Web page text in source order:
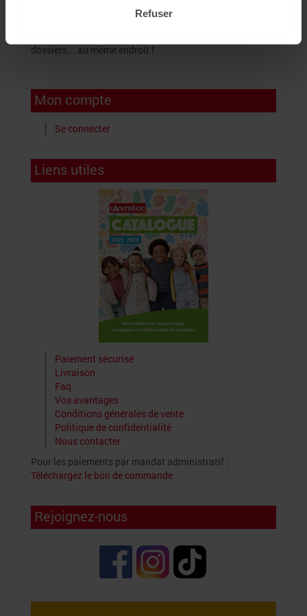
Refuser
dossiers... au même endroit !
Mon compte
Se connecter
Liens utiles
Paiement sécurisé
Livraison
Faq
Vos avantages
Conditions générales de vente
Politique de confidentialité
Nous contacter
Pour les paiements par mandat administratif :
Téléchargez le bon de commande
Rejoignez-nous